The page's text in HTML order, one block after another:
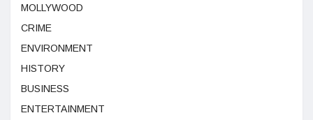
MOLLYWOOD
CRIME
ENVIRONMENT
HISTORY
BUSINESS
ENTERTAINMENT